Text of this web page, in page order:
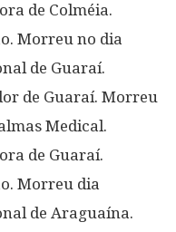
de Colméia.
Morreu no dia
de Guaraí.
de Guaraí. Morreu
Medical.
de Guaraí.
Morreu dia
de Araguaína.